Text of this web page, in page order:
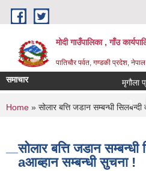
Skip to main content
मोदी गाउँपालिका , गाँउ
पातिचौर पर्वत, गण्डकी प्रदेश, नेपाल
समाचार मृगौला
1 2
You are here
Home » सोलार बत्ति जडान सम्बन्धी
सोलार बत्ति जडान
aआब्हान सम्बन्धी सुचना !